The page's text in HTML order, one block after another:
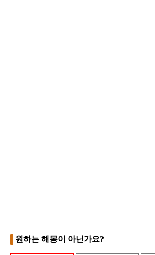
원하는 해몽이 아닌가요?